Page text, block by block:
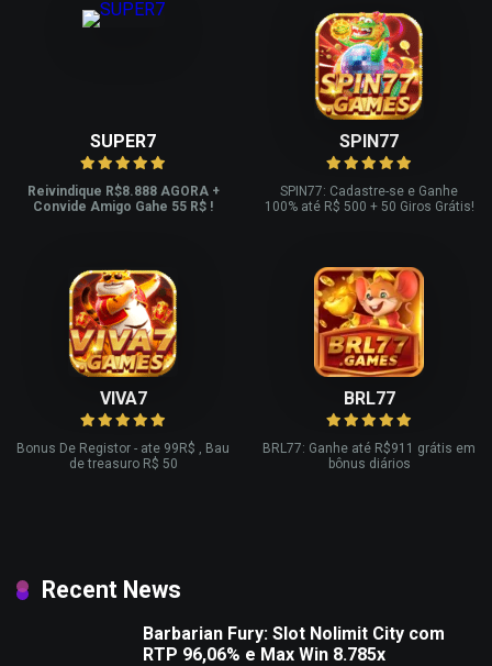
SUPER7
Reivindique R$8.888 AGORA +
Convide Amigo Gahe 55 R$ !
SPIN77
SPIN77: Cadastre-se e Ganhe
100% até R$ 500 + 50 Giros Grátis!
VIVA7
Bonus De Registor - ate 99R$ , Bau
de treasuro R$ 50
BRL77
BRL77: Ganhe até R$911 grátis em
bônus diários
Recent News
Barbarian Fury: Slot Nolimit City com
RTP 96,06% e Max Win 8.785x